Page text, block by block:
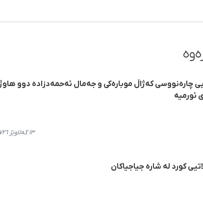
چارەنووسی کەژاڵ موبارەکی و جەمال ئەحمەدزادە دوو
ئورمیه
١٣ گەلاوێژ ٢٧٢٦، ١٩:٢٦